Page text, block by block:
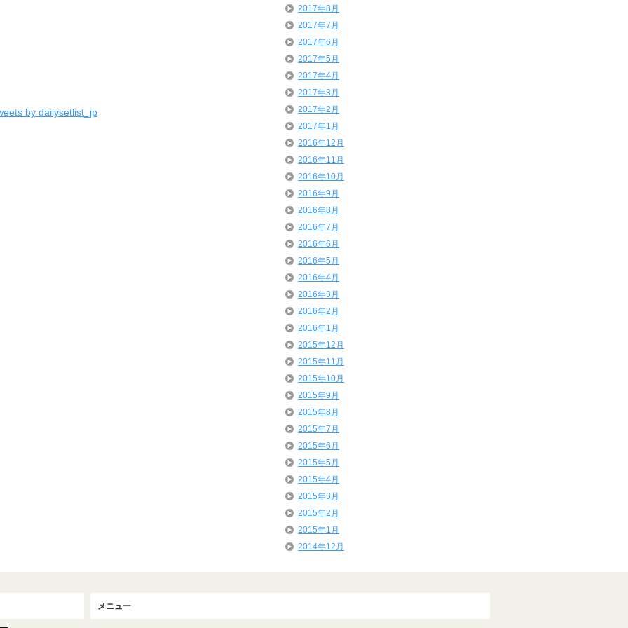
by dailysetlist_jp
2017年8月
2017年7月
2017年6月
2017年5月
2017年4月
2017年3月
2017年2月
2017年1月
2016年12月
2016年11月
2016年10月
2016年9月
2016年8月
2016年7月
2016年6月
2016年5月
2016年4月
2016年3月
2016年2月
2016年1月
2015年12月
2015年11月
2015年10月
2015年9月
2015年8月
2015年7月
2015年6月
2015年5月
2015年4月
2015年3月
2015年2月
2015年1月
2014年12月
メニュー